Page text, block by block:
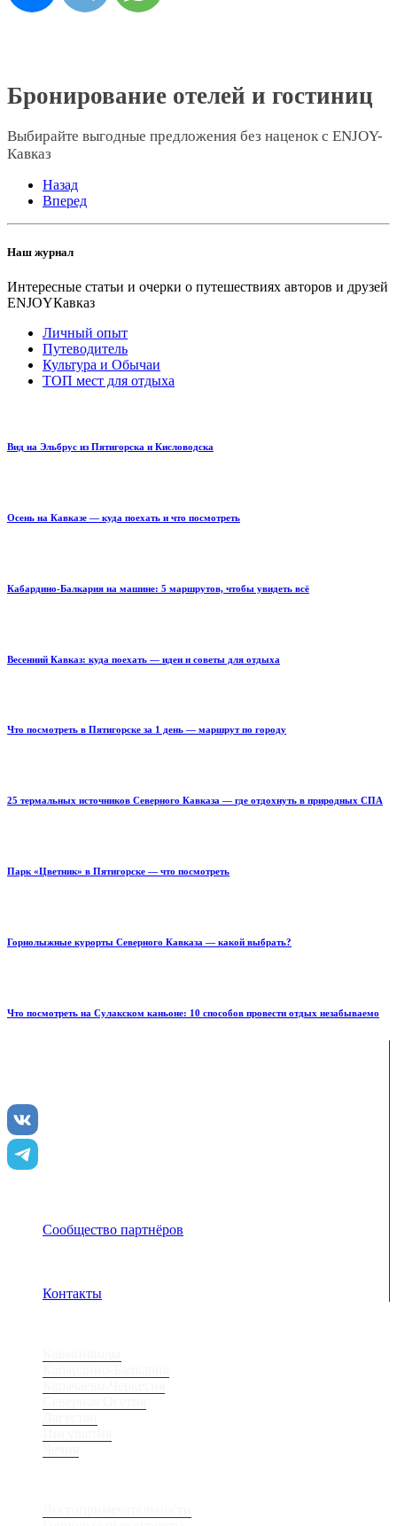
Бронирование отелей и гостиниц
Выбирайте выгодные предложения без наценок c ENJOY-
Кавказ
Назад
Вперед
Наш журнал
Интересные статьи и очерки о путешествиях авторов и друзей
ENJOYКавказ
Личный опыт
Путеводитель
Культура и Обычаи
ТОП мест для отдыха
Вид на Эльбрус из Пятигорска и Кисловодска
Осень на Кавказе — куда поехать и что посмотреть
Кабардино-Балкария на машине: 5 маршрутов, чтобы увидеть всё
Весенний Кавказ: куда поехать — идеи и советы для отдыха
Что посмотреть в Пятигорске за 1 день — маршрут по городу
25 термальных источников Северного Кавказа — где отдохнуть в природных СПА
Парк «Цветник» в Пятигорске — что посмотреть
Горнолыжные курорты Северного Кавказа — какой выбрать?
Что посмотреть на Сулакском каньоне: 10 способов провести отдых незабываемо
Сообщество партнёров
Контакты